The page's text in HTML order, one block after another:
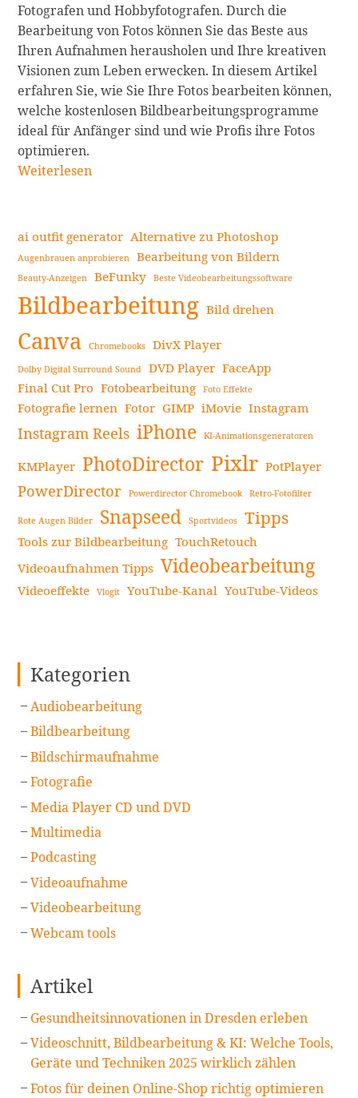
Fotografen und Hobbyfotografen. Durch die
Bearbeitung von Fotos können Sie das Beste aus
Ihren Aufnahmen herausholen und Ihre kreativen
Visionen zum Leben erwecken. In diesem Artikel
erfahren Sie, wie Sie Ihre Fotos bearbeiten können,
welche kostenlosen Bildbearbeitungsprogramme
ideal für Anfänger sind und wie Profis ihre Fotos
optimieren.
Bildbearbeitung
Tipps
Empfehlungen
Weiterlesen
Seitenleiste
ai outfit generator Alternative zu Photoshop
Augenbrauen anprobieren Bearbeitung von Bildern
Beauty-Anzeigen BeFunky Beste Videobearbeitungssoftware
Bildbearbeitung Bild drehen
Canva Chromebooks DivX Player
Dolby Digital Surround Sound DVD Player FaceApp
Final Cut Pro Fotobearbeitung Foto Effekte
Fotografie lernen Fotor GIMP iMovie Instagram
Instagram Reels iPhone KI-Animationsgeneratoren
KMPlayer PhotoDirector Pixlr PotPlayer
PowerDirector Powerdirector Chromebook Retro-Fotofilter
Rote Augen Bilder Snapseed Sportvideos Tipps
Tools zur Bildbearbeitung TouchRetouch
Videoaufnahmen Tipps Videobearbeitung
Videoeffekte Vlogit YouTube-Kanal YouTube-Videos
Kategorien
Audiobearbeitung
Bildbearbeitung
Bildschirmaufnahme
Fotografie
Media Player CD und DVD
Multimedia
Podcasting
Videoaufnahme
Videobearbeitung
Webcam tools
Artikel
Gesundheitsinnovationen in Dresden erleben
Videoschnitt, Bildbearbeitung & KI: Welche Tools,
Geräte und Techniken 2025 wirklich zählen
Fotos für deinen Online-Shop richtig optimieren